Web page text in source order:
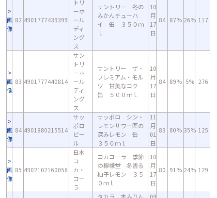
画
像
82 4901777439399
トリ
ーホ
ール
ディ
ング
ス
サントリー 冬の
みかんチューハ
イ 缶 ３５０ｍ
ｌ
10
月
17
日
84 87% 26% 117
画
像
83 4901777440814
サン
トリ
ーホ
ール
ディ
ング
ス
サントリー ザ・
プレミアム・モル
ツ 甘美なコク
缶 ５００ｍｌ
10
月
17
日
84 89% 5% 276
画
像
84 4901880215514
サッ
ポロ
ビー
ル
サッポロ シン・
レモンサワー匠の
深みレモン 缶
３５０ｍｌ
11
月
01
日
83 80% 35% 125
画
像
85 4902102160056
日本
コ
カ・
コー
ラ
コカコーラ 季節
の檸檬堂 冬香る
柚子レモン ３５
０ｍｌ
10
月
17
日
80 91% 24% 129
タカラ 本みりん 09